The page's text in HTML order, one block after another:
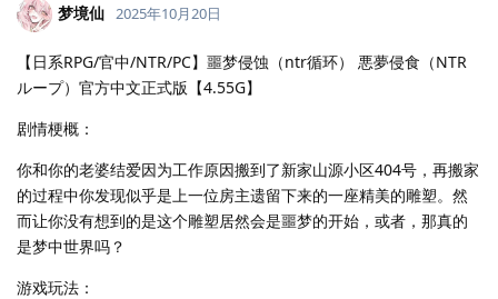
梦境仙 2025年10月20日
【日系RPG/官中/NTR/PC】噩梦侵蚀（ntr循环） 悪夢侵食（NTR
ループ）官方中文正式版【4.55G】
剧情梗概：
你和你的老婆结爱因为工作原因搬到了新家山源小区404号，再搬家
的过程中你发现似乎是上一位房主遗留下来的一座精美的雕塑。然
而让你没有想到的是这个雕塑居然会是噩梦的开始，或者，那真的
是梦中世界吗？
游戏玩法：